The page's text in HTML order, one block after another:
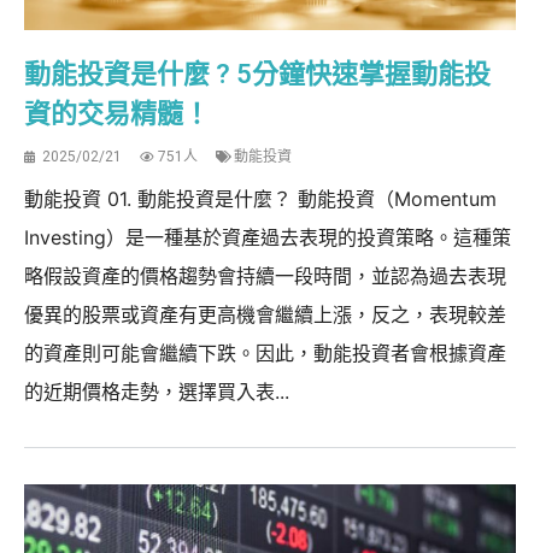
動能投資是什麼 ? 5分鐘快速掌握動能投
資的交易精髓！
2025/02/21 751人 動能投資
動能投資 01. 動能投資是什麼？ 動能投資（Momentum
Investing）是一種基於資產過去表現的投資策略。這種策
略假設資產的價格趨勢會持續一段時間，並認為過去表現
優異的股票或資產有更高機會繼續上漲，反之，表現較差
的資產則可能會繼續下跌。因此，動能投資者會根據資產
的近期價格走勢，選擇買入表...